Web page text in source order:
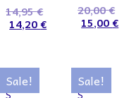
14,95€
14,20€
20,00€
15,00€
Sale!
Sin
Sale!
Sin